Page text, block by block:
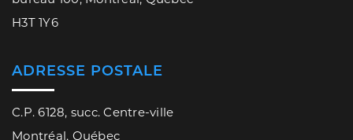
H3T 1Y6
ADRESSE POSTALE
C.P. 6128, succ. Centre-ville
Montréal, Québec